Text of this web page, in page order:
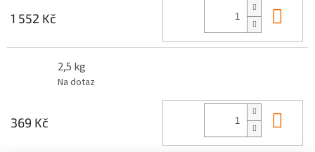
1 552 Kč
2,5 kg
Na dotaz
369 Kč